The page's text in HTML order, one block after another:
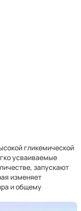
гликемической
усваиваемые
запускают
изменяет
и общему